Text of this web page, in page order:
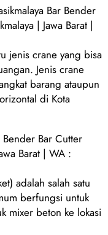
Bar Bender
| Jawa Barat |
jenis crane yang bisa
Jenis crane
barang ataupun
di Kota
Bender Bar Cutter
Barat | WA :
adalah salah satu
berfungsi untuk
mixer beton ke lokasi